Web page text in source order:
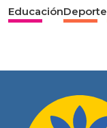
EducaciónDeporte